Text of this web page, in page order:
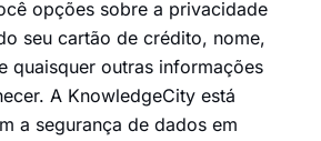
opções sobre a privacidade
seu cartão de crédito, nome,
quaisquer outras informações
A KnowledgeCity está
a segurança de dados em